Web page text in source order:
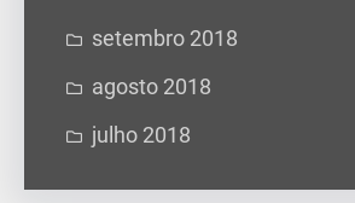
setembro 2018
agosto 2018
julho 2018